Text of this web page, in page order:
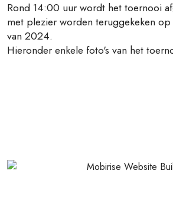
Rond 14:00 uur wordt het toernooi
met plezier worden teruggekeken
van 2024.
Hieronder enkele foto's van het